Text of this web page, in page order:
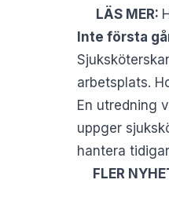
LÄS MER:
Inte första
arbetsplats.
En utredning
uppger
hantera
FLER